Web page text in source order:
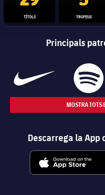
TÍTOLS TROFEUS
Principals
MOSTRA TOTS
Descarrega la App